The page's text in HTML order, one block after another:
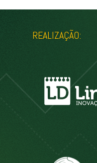
REALIZAÇÃO: